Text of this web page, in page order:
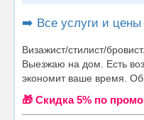
➡️ Все услуги и цены
Визажист/стилист/
Выезжаю на дом. Есть
экономит ваше время.
🎁 Cкидка 5% по